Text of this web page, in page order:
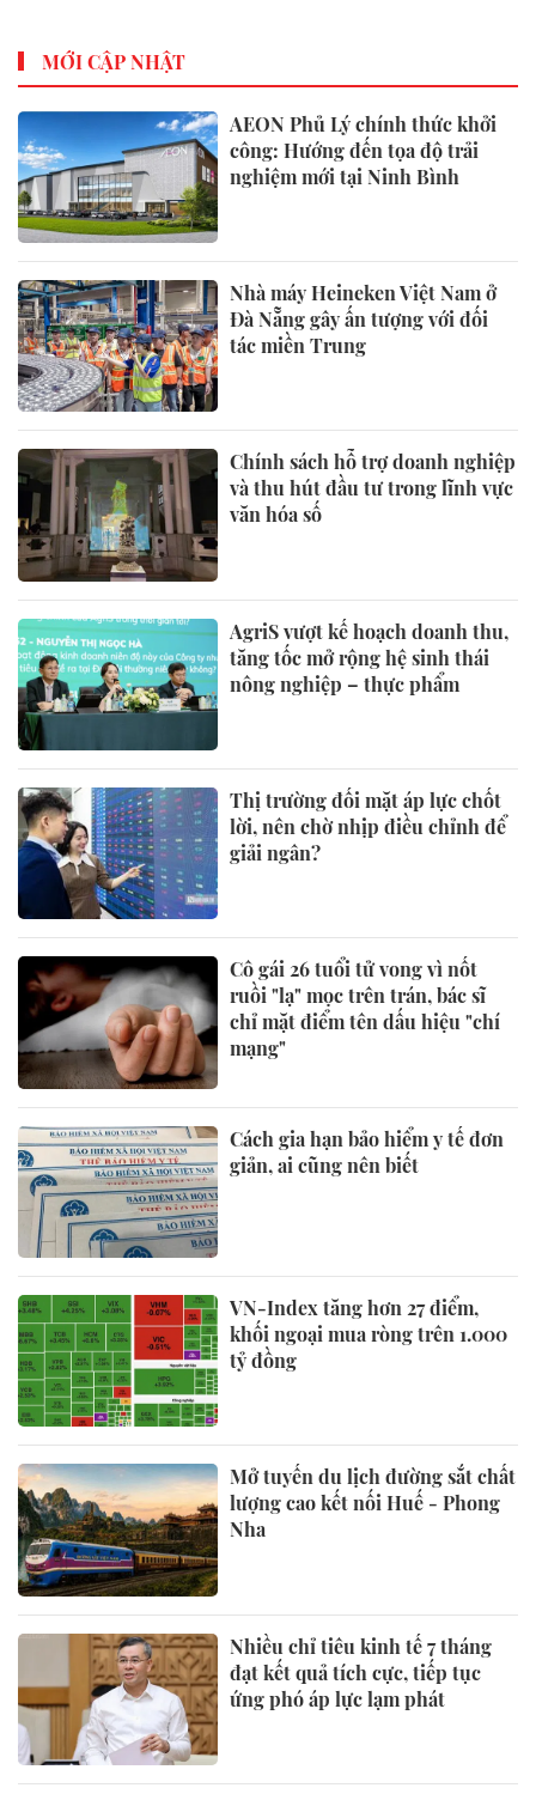
MỚI CẬP NHẬT
AEON Phủ Lý chính thức khởi
công: Hướng đến tọa độ trải
nghiệm mới tại Ninh Bình
Nhà máy Heineken Việt Nam ở
Đà Nẵng gây ấn tượng với đối
tác miền Trung
Chính sách hỗ trợ doanh nghiệp
và thu hút đầu tư trong lĩnh vực
văn hóa số
AgriS vượt kế hoạch doanh thu,
tăng tốc mở rộng hệ sinh thái
nông nghiệp – thực phẩm
Thị trường đối mặt áp lực chốt
lời, nên chờ nhịp điều chỉnh để
giải ngân?
Cô gái 26 tuổi tử vong vì nốt
ruồi "lạ" mọc trên trán, bác sĩ
chỉ mặt điểm tên dấu hiệu "chí
mạng"
Cách gia hạn bảo hiểm y tế đơn
giản, ai cũng nên biết
VN-Index tăng hơn 27 điểm,
khối ngoại mua ròng trên 1.000
tỷ đồng
Mở tuyến du lịch đường sắt chất
lượng cao kết nối Huế - Phong
Nha
Nhiều chỉ tiêu kinh tế 7 tháng
đạt kết quả tích cực, tiếp tục
ứng phó áp lực lạm phát